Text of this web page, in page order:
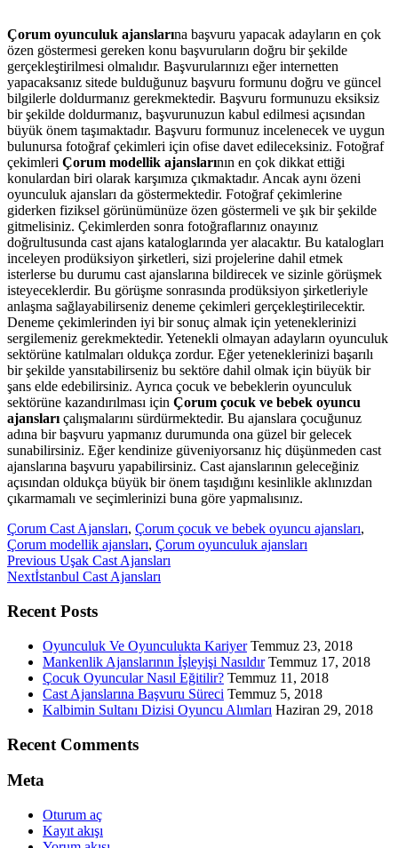
Çorum oyunculuk ajanslarına başvuru yapacak adayların en çok
özen göstermesi gereken konu başvuruların doğru bir şekilde
gerçekleştirilmesi olmalıdır. Başvurularınızı eğer internetten
yapacaksanız sitede bulduğunuz başvuru formunu doğru ve güncel
bilgilerle doldurmanız gerekmektedir. Başvuru formunuzu eksiksiz
bir şekilde doldurmanız, başvurunuzun kabul edilmesi açısından
büyük önem taşımaktadır. Başvuru formunuz incelenecek ve uygun
bulunursa fotoğraf çekimleri için ofise davet edileceksiniz. Fotoğraf
çekimleri Çorum modellik ajanslarının en çok dikkat ettiği
konulardan biri olarak karşımıza çıkmaktadır. Ancak aynı özeni
oyunculuk ajansları da göstermektedir. Fotoğraf çekimlerine
giderken fiziksel görünümünüze özen göstermeli ve şık bir şekilde
gitmelisiniz. Çekimlerden sonra fotoğraflarınız onayınız
doğrultusunda cast ajans kataloglarında yer alacaktır. Bu katalogları
inceleyen prodüksiyon şirketleri, sizi projelerine dahil etmek
isterlerse bu durumu cast ajanslarına bildirecek ve sizinle görüşmek
isteyeceklerdir. Bu görüşme sonrasında prodüksiyon şirketleriyle
anlaşma sağlayabilirseniz deneme çekimleri gerçekleştirilecektir.
Deneme çekimlerinden iyi bir sonuç almak için yeteneklerinizi
sergilemeniz gerekmektedir. Yetenekli olmayan adayların oyunculuk
sektörüne katılmaları oldukça zordur. Eğer yeteneklerinizi başarılı
bir şekilde yansıtabilirseniz bu sektöre dahil olmak için büyük bir
şans elde edebilirsiniz. Ayrıca çocuk ve bebeklerin oyunculuk
sektörüne kazandırılması için Çorum çocuk ve bebek oyuncu
ajanslarıçalışmalarını sürdürmektedir. Bu ajanslara çocuğunuz
adına bir başvuru yapmanız durumunda ona güzel bir gelecek
sunabilirsiniz. Eğer kendinize güveniyorsanız hiç düşünmeden cast
ajanslarına başvuru yapabilirsiniz. Cast ajanslarının geleceğiniz
açısından oldukça büyük bir önem taşıdığını kesinlikle aklınızdan
çıkarmamalı ve seçimlerinizi buna göre yapmalısınız.
Çorum Cast Ajansları, Çorum çocuk ve bebek oyuncu ajansları,
Çorum modellik ajansları, Çorum oyunculuk ajansları
PreviousPrevious
post:
Uşak Cast Ajansları
NextNext
İstanbul Cast Ajansları
Recent Posts
Oyunculuk Ve Oyunculukta Kariyer Temmuz 23, 2018
Mankenlik Ajanslarının İşleyişi Nasıldır Temmuz 17, 2018
Çocuk Oyuncular Nasıl Eğitilir? Temmuz 11, 2018
Cast Ajanslarına Başvuru Süreci Temmuz 5, 2018
Kalbimin Sultanı Dizisi Oyuncu Alımları Haziran 29, 2018
Recent Comments
Meta
Oturum aç
Kayıt akışı